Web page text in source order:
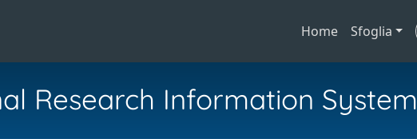
Home Sfoglia
Research Information System